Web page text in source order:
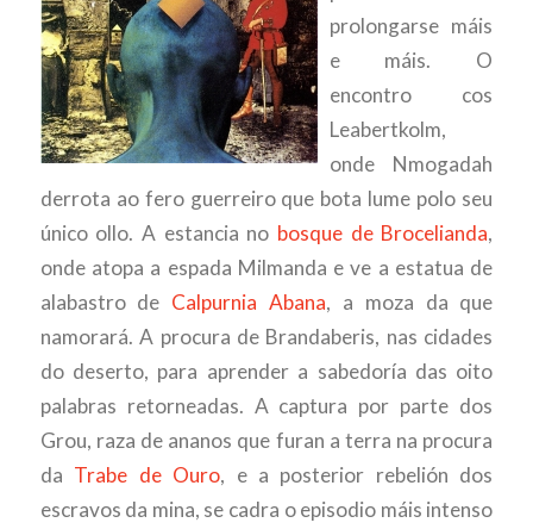
prolongarse máis
e máis. O
encontro cos
Leabertkolm,
onde Nmogadah
derrota ao fero guerreiro que bota lume polo seu
único ollo. A estancia no bosque de Brocelianda,
onde atopa a espada Milmanda e ve a estatua de
alabastro de Calpurnia Abana, a moza da que
namorará. A procura de Brandaberis, nas cidades
do deserto, para aprender a sabedoría das oito
palabras retorneadas. A captura por parte dos
Grou, raza de ananos que furan a terra na procura
da Trabe de Ouro, e a posterior rebelión dos
escravos da mina, se cadra o episodio máis intenso